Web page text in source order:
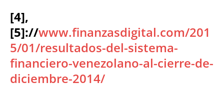
[4],
[5]://www.finanzasdigital.com/201
5/01/resultados-del-sistema-
financiero-venezolano-al-cierre-de-
diciembre-2014/